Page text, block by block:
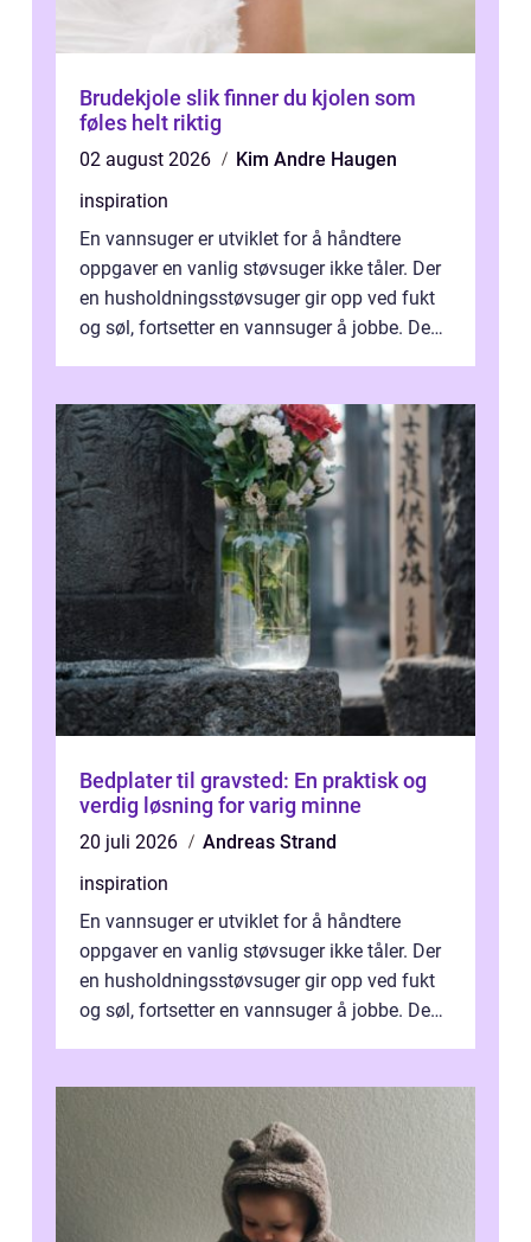
Brudekjole slik finner du kjolen som
føles helt riktig
02 august 2026
Kim Andre Haugen
inspiration
En vannsuger er utviklet for å håndtere
oppgaver en vanlig støvsuger ikke tåler. Der
en husholdningsstøvsuger gir opp ved fukt
og søl, fortsetter en vannsuger å jobbe. Den
Bedplater til gravsted: En praktisk og
verdig løsning for varig minne
20 juli 2026
Andreas Strand
inspiration
En vannsuger er utviklet for å håndtere
oppgaver en vanlig støvsuger ikke tåler. Der
en husholdningsstøvsuger gir opp ved fukt
og søl, fortsetter en vannsuger å jobbe. Den